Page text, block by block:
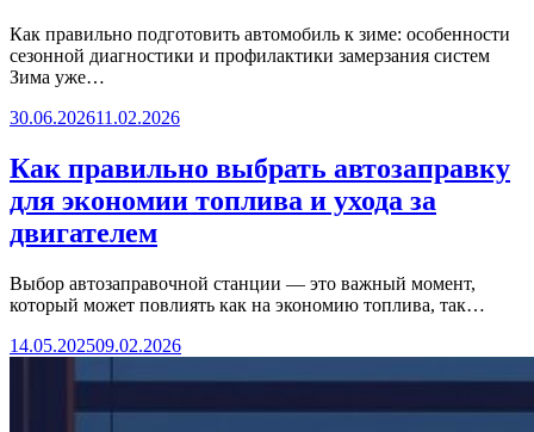
Как правильно подготовить автомобиль к зиме: особенности
сезонной диагностики и профилактики замерзания систем
Зима уже…
30.06.202611.02.2026
Как правильно выбрать автозаправку
для экономии топлива и ухода за
двигателем
Выбор автозаправочной станции — это важный момент,
который может повлиять как на экономию топлива, так…
14.05.202509.02.2026